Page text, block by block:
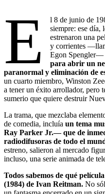
E
l 8 de junio de
siempre: ese día,
estrenaron una
y corrientes
Egon
para abrir un
paranormal y eliminación de
un cuarto miembro, Winston
a tener un éxito arrollador, pero
sumerio que quiere destruir
La trama, que mezclaba
de comedia, incluía un tema
Ray Parker Jr.— que de
radiodifusoras de todo el
estreno, salieron al mercado
incluso, una serie animada de
Todos sabemos de qué
(1984) de Ivan Reitman. No